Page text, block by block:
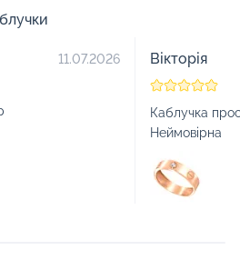
11.07.2026 Вікторія
Каблучка
Неймовірна